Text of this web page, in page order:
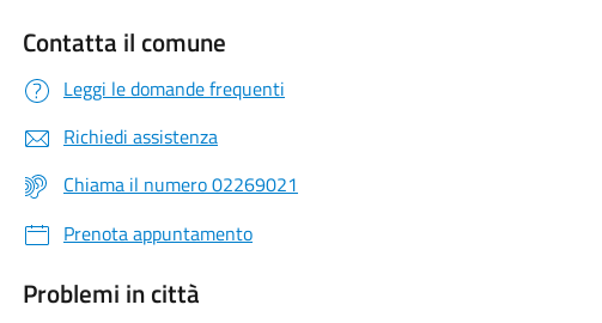
Contatta il comune
Leggi le domande frequenti
Richiedi assistenza
Chiama il numero 02269021
Prenota appuntamento
Problemi in città